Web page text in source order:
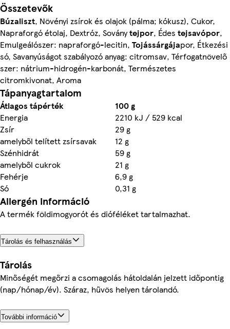
Összetevők
Búzaliszt, Növényi zsírok és olajok (pálma; kókusz), Cukor,
Napraforgó étolaj, Dextróz, Soványtejpor, Édes tejsavópor,
Emulgeálószer: napraforgó-lecitin, Tojássárgájapor, Étkezési
só, Savanyúságot szabályozó anyag: citromsav, Térfogatnövelő
szer: nátrium-hidrogén-karbonát, Természetes
citromkivonat, Aroma
Tápanyagtartalom
Átlagos tápérték
100 g
Energia
2210 kJ / 529 kcal
Zsír
29 g
amelyből telített zsírsavak
12 g
Szénhidrát
59 g
amelyből cukrok
21 g
Fehérje
6,9 g
Só
0,31 g
Allergén információ
A termék földimogyorót és dióféléket tartalmazhat.
Tárolás és felhasználás
Tárolás
Minőségét megőrzi a csomagolás hátoldalán jelzett időpontig
(nap/hónap/év). Száraz, hűvös helyen tárolandó.
További információ